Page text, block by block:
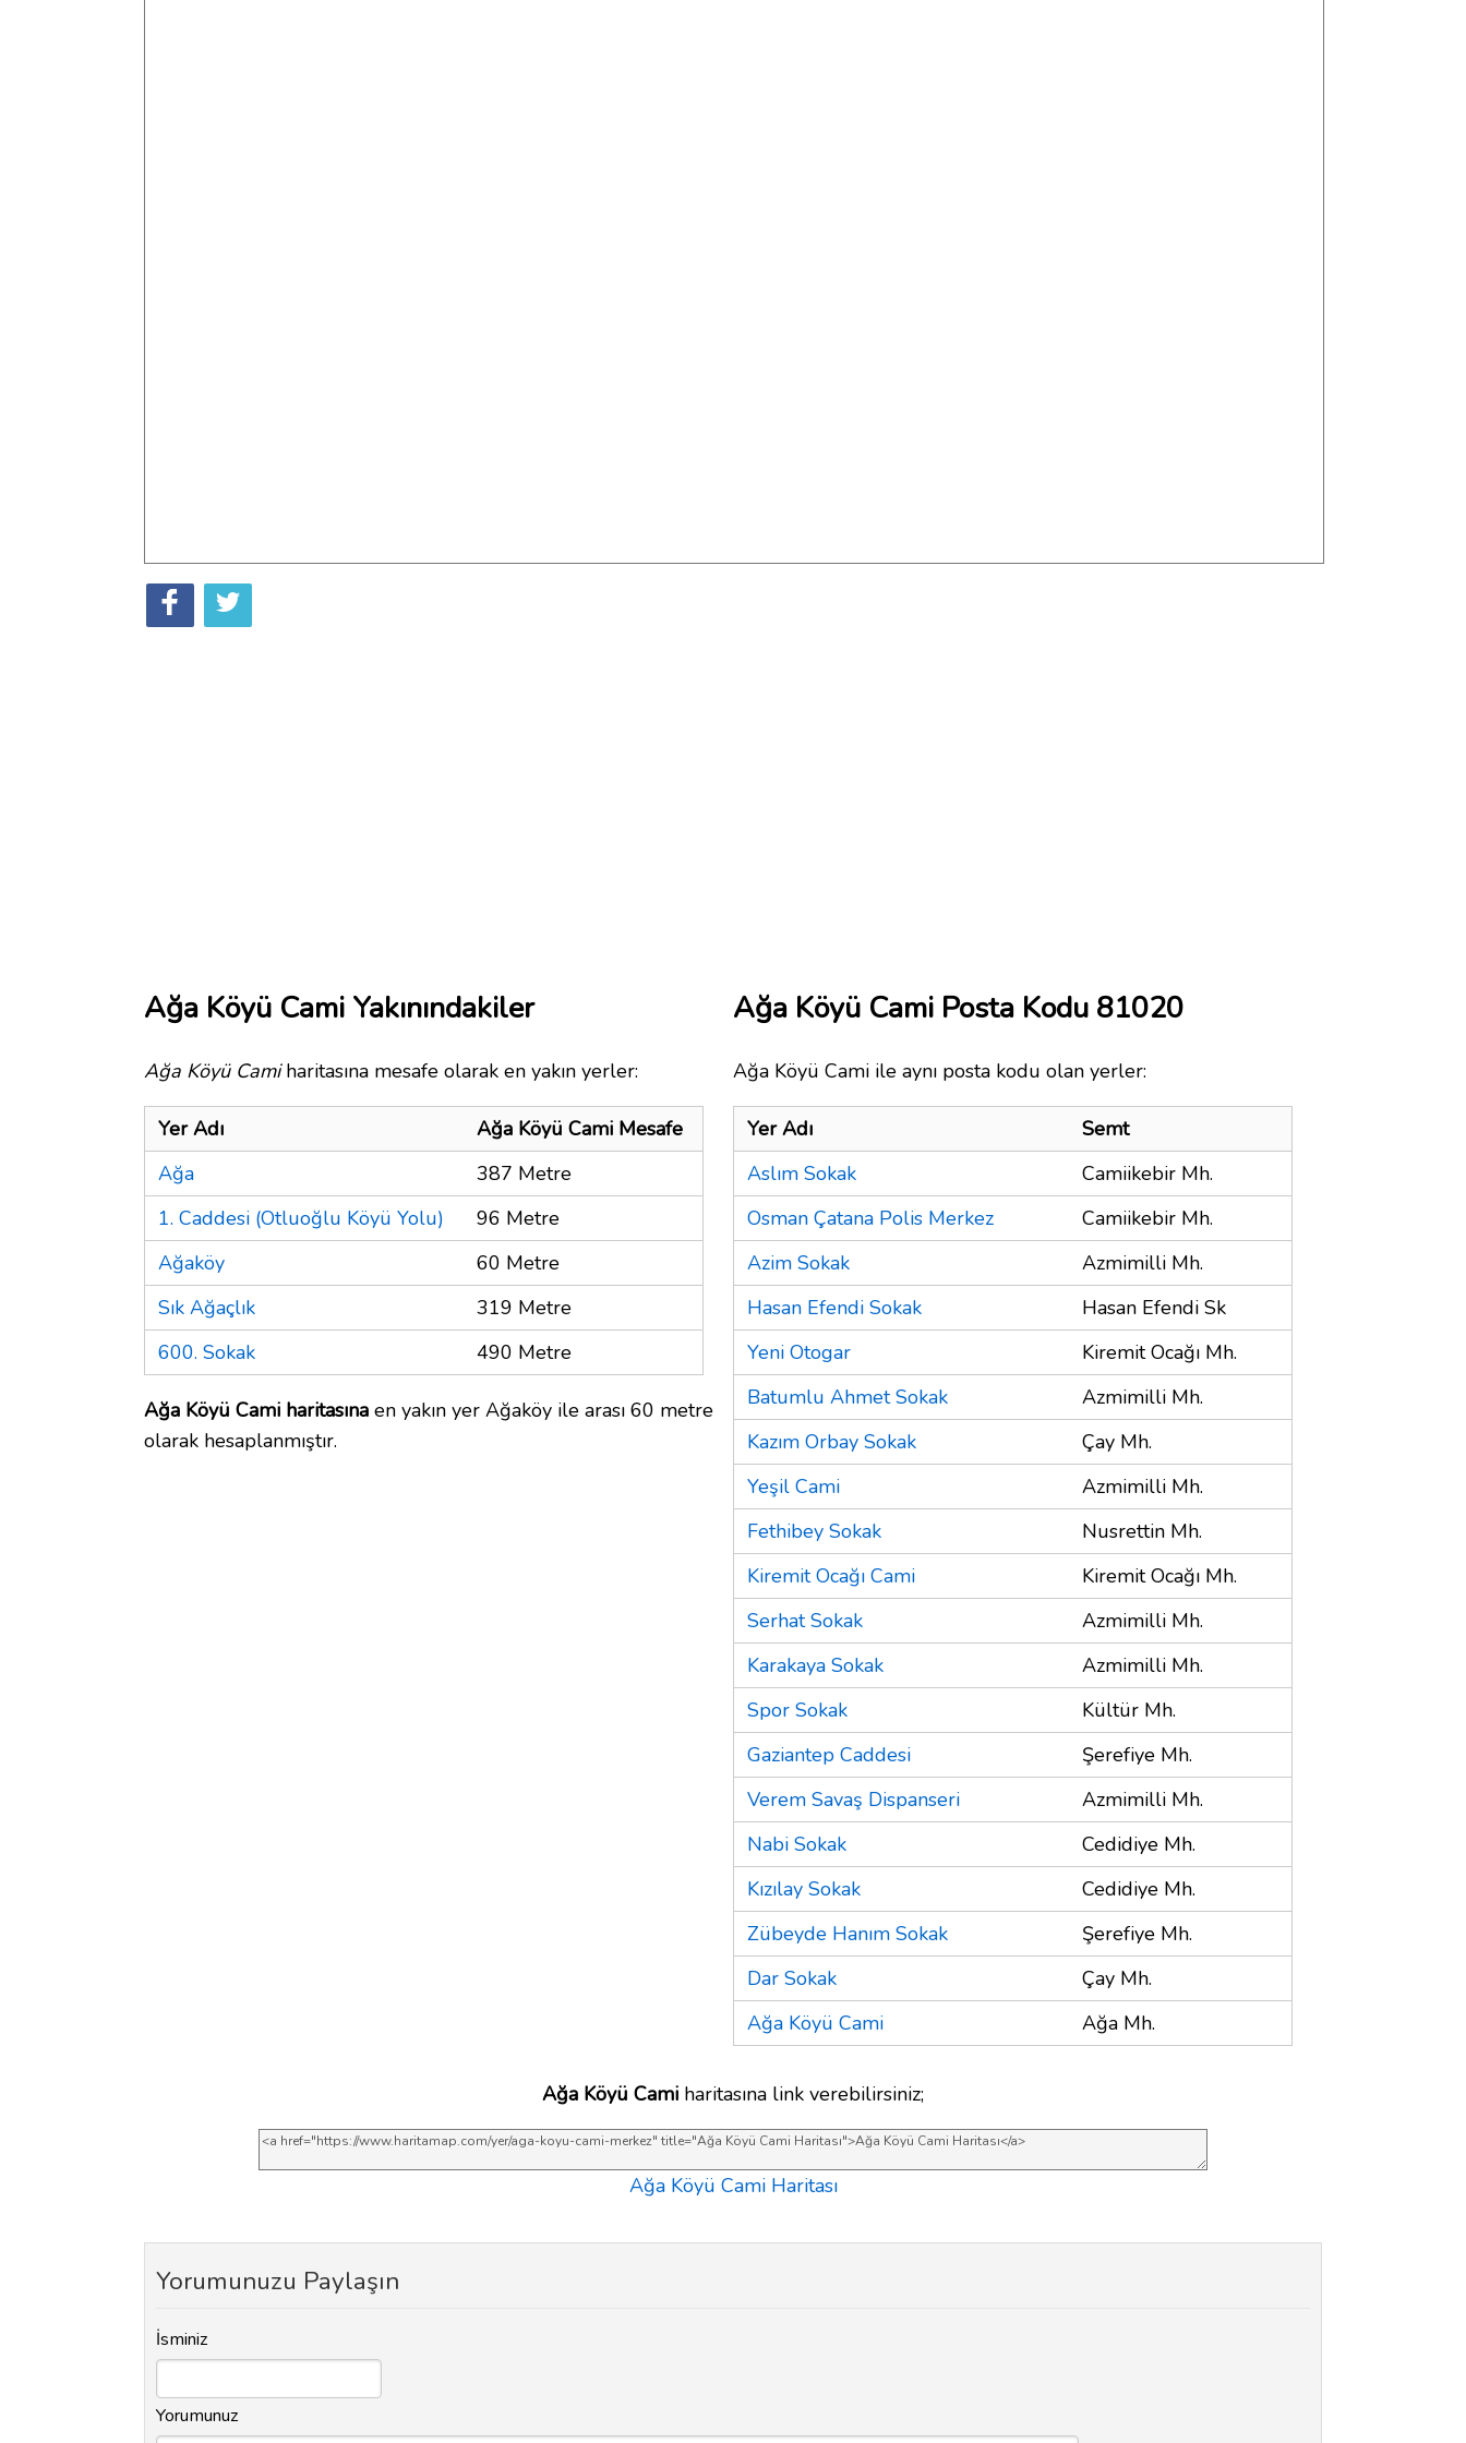
Ağa Köyü Cami Yakınındakiler
Ağa Köyü Camiharitasına mesafe olarak en yakın yerler:
Yer Adı
Ağa Köyü Cami Mesafe
Ağa
387 Metre
1. Caddesi (Otluoğlu Köyü Yolu)
96 Metre
Ağaköy
60 Metre
Sık Ağaçlık
319 Metre
600. Sokak
490 Metre
Ağa Köyü Cami haritasına en yakın yer Ağaköy ile arası 60 metre
olarak hesaplanmıştır.
Ağa Köyü Cami Posta Kodu 81020
Ağa Köyü Cami ile aynı posta kodu olan yerler:
Yer Adı
Semt
Aslım Sokak
Camiikebir Mh.
Osman Çatana Polis Merkez
Camiikebir Mh.
Azim Sokak
Azmimilli Mh.
Hasan Efendi Sokak
Hasan Efendi Sk
Yeni Otogar
Kiremit Ocağı Mh.
Batumlu Ahmet Sokak
Azmimilli Mh.
Kazım Orbay Sokak
Çay Mh.
Yeşil Cami
Azmimilli Mh.
Fethibey Sokak
Nusrettin Mh.
Kiremit Ocağı Cami
Kiremit Ocağı Mh.
Serhat Sokak
Azmimilli Mh.
Karakaya Sokak
Azmimilli Mh.
Spor Sokak
Kültür Mh.
Gaziantep Caddesi
Şerefiye Mh.
Verem Savaş Dispanseri
Azmimilli Mh.
Nabi Sokak
Cedidiye Mh.
Kızılay Sokak
Cedidiye Mh.
Zübeyde Hanım Sokak
Şerefiye Mh.
Dar Sokak
Çay Mh.
Ağa Köyü Cami
Ağa Mh.
Ağa Köyü Cami haritasına link verebilirsiniz;
Ağa Köyü Cami Haritası
Yorumunuzu Paylaşın
İsminiz
Yorumunuz